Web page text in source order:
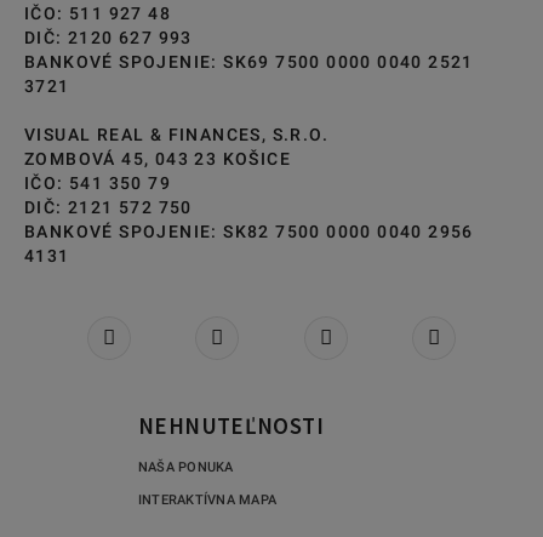
IČO: 511 927 48
DIČ: 2120 627 993
BANKOVÉ SPOJENIE: SK69 7500 0000 0040 2521
3721
VISUAL REAL & FINANCES, S.R.O.
ZOMBOVÁ 45, 043 23 KOŠICE
IČO: 541 350 79
DIČ: 2121 572 750
BANKOVÉ SPOJENIE: SK82 7500 0000 0040 2956
4131
NEHNUTEĽNOSTI
NAŠA PONUKA
INTERAKTÍVNA MAPA